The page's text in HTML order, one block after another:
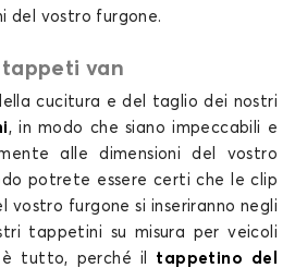
del vostro furgone.
tappeti van
cucitura e del taglio dei nostri
, in modo che siano impeccabili e
alle dimensioni del vostro
potrete essere certi che le clip
vostro furgone si inseriranno negli
tappetini su misura per veicoli
è tutto, perché il tappetino del